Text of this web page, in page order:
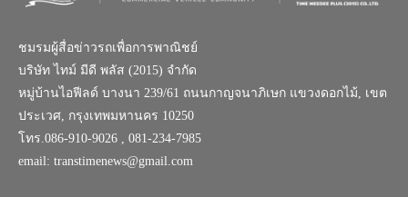
ชมรมผู้สื่อข่าวรถเพื่อการพาณิชย์
บริษัท ไทม์ มีดี พลัส (2015) จำกัด
หมู่บ้านไอฟีลด์ บางนา 239/61 ถนนกาญจนาภิเษก แขวงดอกไม้, เขต
ประเวศ, กรุงเทพมหานคร 10250
โทร.086-910-9026 , 081-234-7985
email: transtimenews@gmail.com